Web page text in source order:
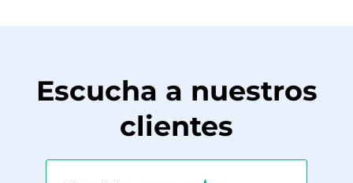
Escucha a nuestros
clientes